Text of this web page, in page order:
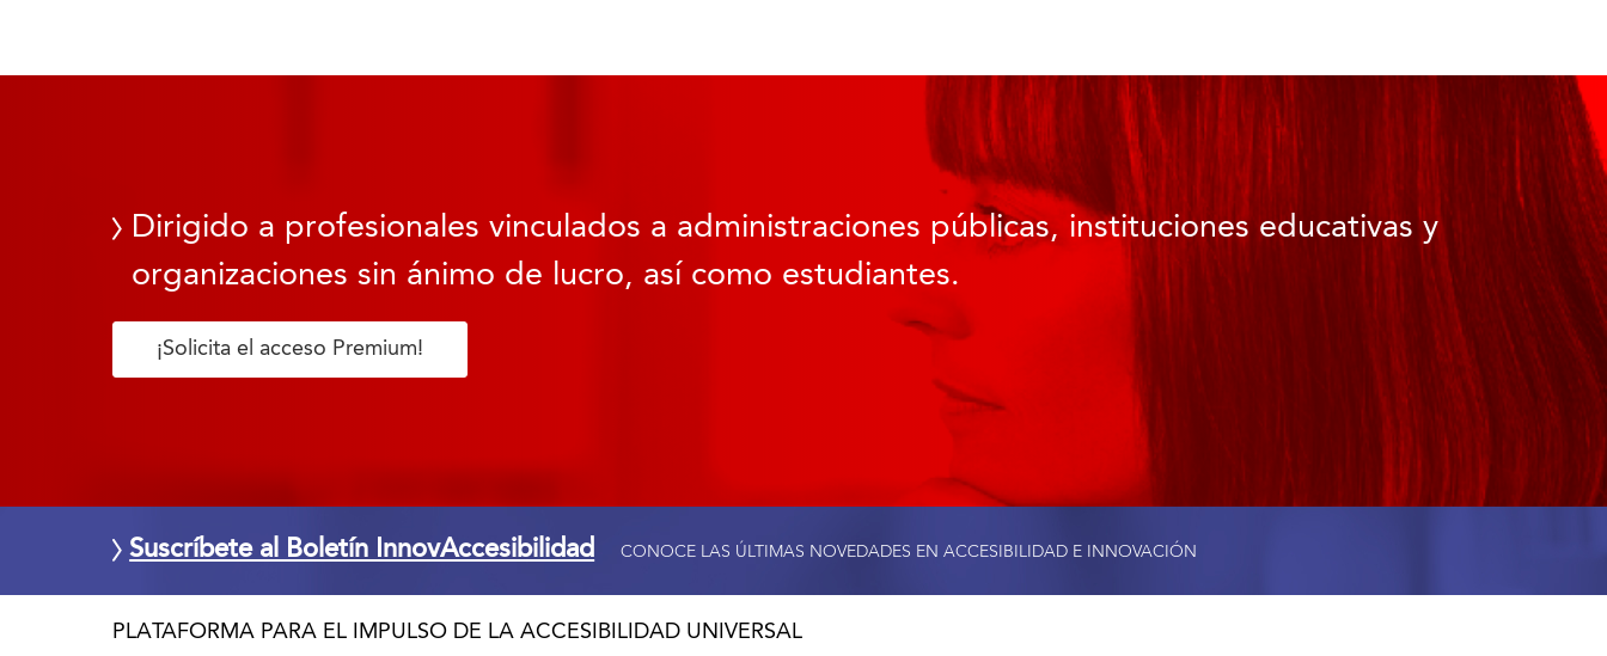
Dirigido a profesionales vinculados a administraciones públicas, instituciones educativas y
organizaciones sin ánimo de lucro, así como estudiantes.
¡Solicita el acceso Premium!
Suscríbete al Boletín InnovAccesibilidad CONOCE LAS ÚLTIMAS NOVEDADES EN ACCESIBILIDAD E INNOVACIÓN
PLATAFORMA PARA EL IMPULSO DE LA ACCESIBILIDAD UNIVERSAL